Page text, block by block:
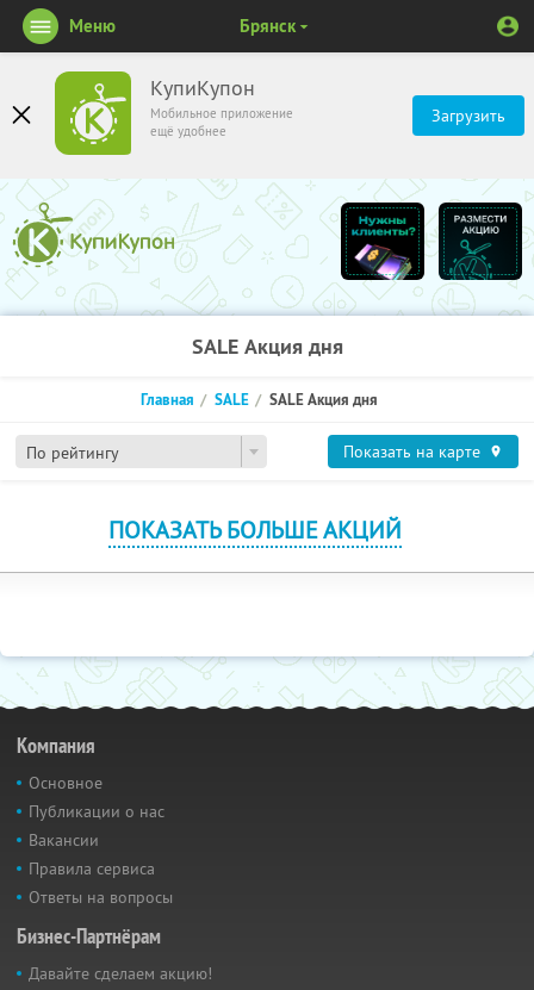
КупиКупон
Мобильное приложение
ещё удобнее
Загрузить
Меню Брянск
SALE Акция дня
По рейтингу
Главная SALE SALE Акция дня
Показать на карте
ПОКАЗАТЬ БОЛЬШЕ АКЦИЙ
Компания
Основное
Публикации о нас
Вакансии
Правила сервиса
Ответы на вопросы
Бизнес-Партнёрам
Давайте сделаем акцию!